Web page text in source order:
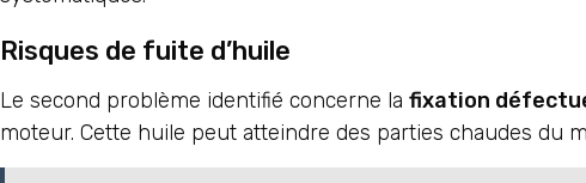
Risques de fuite d’huile
Le second problème identifié concerne la fixation
moteur. Cette huile peut atteindre des parties chaudes du